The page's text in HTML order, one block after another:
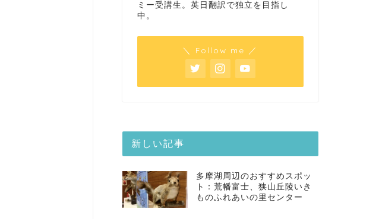
ミー受講生。英日翻訳で独立を目指し
中。
＼ Follow me ／
新しい記事
多摩湖周辺のおすすめスポッ
ト：荒幡富士、狭山丘陵いき
ものふれあいの里センター